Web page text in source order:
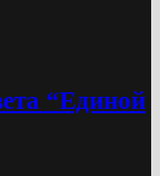
“Единой